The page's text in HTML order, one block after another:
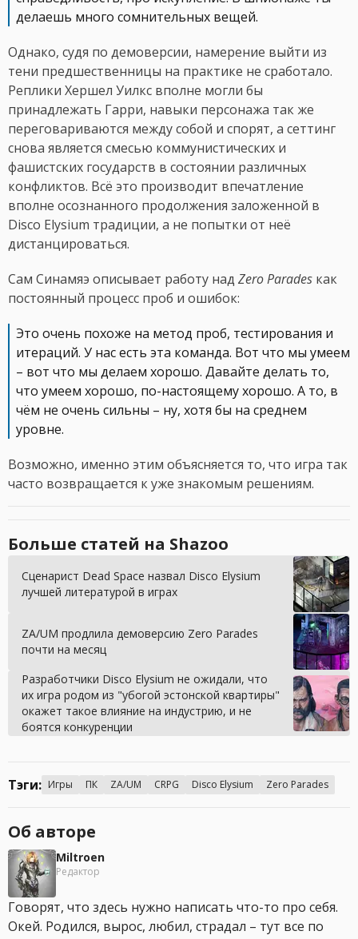
делаешь много сомнительных вещей.
Однако, судя по демоверсии, намерение выйти из
тени предшественницы на практике не сработало.
Реплики Хершел Уилкс вполне могли бы
принадлежать Гарри, навыки персонажа так же
переговариваются между собой и спорят, а сеттинг
снова является смесью коммунистических и
фашистских государств в состоянии различных
конфликтов. Всё это производит впечатление
вполне осознанного продолжения заложенной в
Disco Elysium традиции, а не попытки от неё
дистанцироваться.
Сам Синамяэ описывает работу над Zero Parades как
постоянный процесс проб и ошибок:
Это очень похоже на метод проб, тестирования и
итераций. У нас есть эта команда. Вот что мы умеем
– вот что мы делаем хорошо. Давайте делать то,
что умеем хорошо, по-настоящему хорошо. А то, в
чём не очень сильны – ну, хотя бы на среднем
уровне.
Возможно, именно этим объясняется то, что игра так
часто возвращается к уже знакомым решениям.
Больше статей на Shazoo
Сценарист Dead Space назвал Disco Elysium
лучшей литературой в играх
ZA/UM продлила демоверсию Zero Parades
почти на месяц
Разработчики Disco Elysium не ожидали, что
их игра родом из "убогой эстонской квартиры"
окажет такое влияние на индустрию, и не
боятся конкуренции
Тэги: Игры ПК ZA/UM CRPG Disco Elysium Zero Parades
Об авторе
Miltroen
Редактор
Говорят, что здесь нужно написать что-то про себя.
Окей. Родился, вырос, любил, страдал – тут все по